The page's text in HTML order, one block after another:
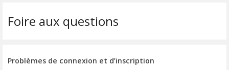
Foire aux questions
Problèmes de connexion et d’inscription